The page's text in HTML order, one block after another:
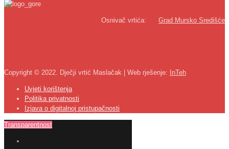
Osnivač vrtića: Grad Mursko Središće
Copyright © 2022. Dječji vrtić Maslačak | Web rješenje: InTeh
Uvjeti korištenja
Politika privatnosti
Izjava o digitalnoj pristupačnosti
Transparentnost